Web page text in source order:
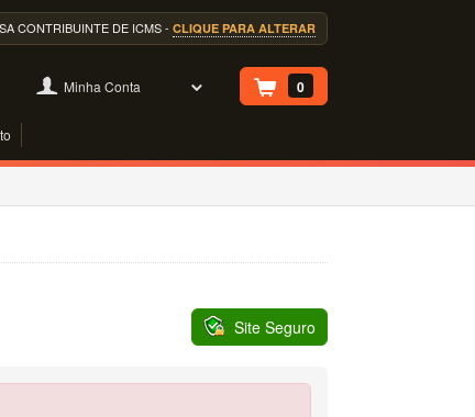
CONTRIBUINTE DE ICMS - CLIQUE PARA ALTERAR
Minha Conta 0
Site Seguro